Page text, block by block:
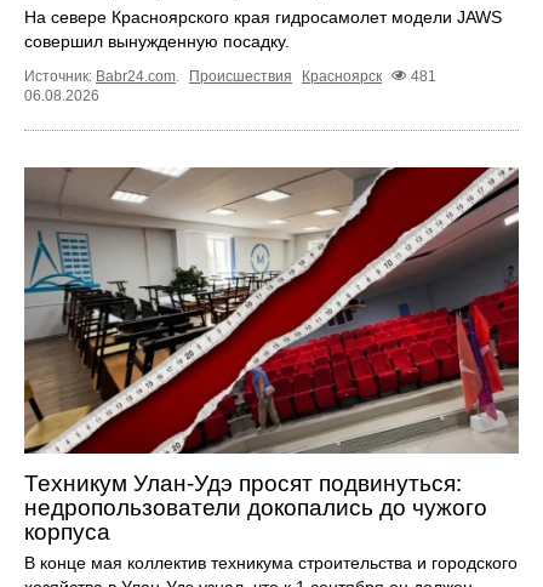
На севере Красноярского края гидросамолет модели JAWS
совершил вынужденную посадку.
Источник: Babr24.com Происшествия Красноярск
481
06.08.2026
Техникум Улан-Удэ просят подвинуться:
недропользователи докопались до чужого
корпуса
В конце мая коллектив техникума строительства и городского